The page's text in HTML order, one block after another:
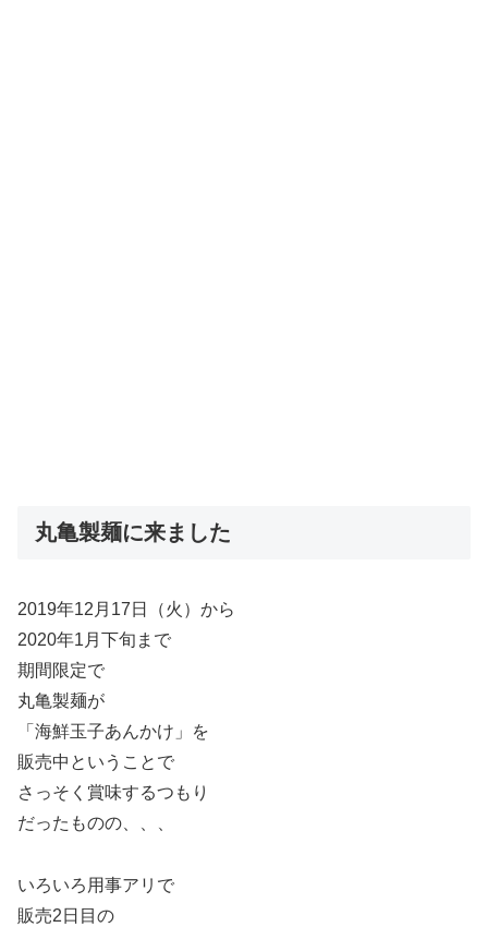
丸亀製麺に来ました
2019年12月17日（火）から
2020年1月下旬まで
期間限定で
丸亀製麺が
「海鮮玉子あんかけ」を
販売中ということで
さっそく賞味するつもり
だったものの、、、
いろいろ用事アリで
販売2日目の